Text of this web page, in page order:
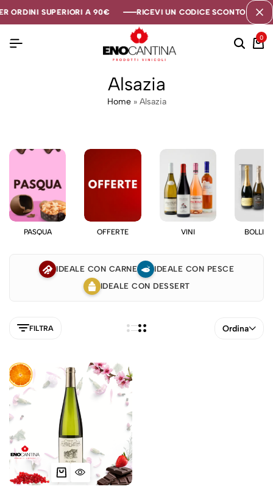
ORDINI SUPERIORI A 90€ RICEVI UN CODICE SCONTO DI 5€
ORDINI SUPERIORI A 90€ RICEVI UN CODICE SCONTO DI 5€
ORDINI SUPERIORI A 90€ RICEVI UN CODICE SCONTO DI 5€
0
Alsazia
Home» Alsazia
PASQUA OFFERTE VINI
IDEALE CON CARNE
IDEALE CON PESCE
IDEALE CON DESSERT
FILTRA Ordina